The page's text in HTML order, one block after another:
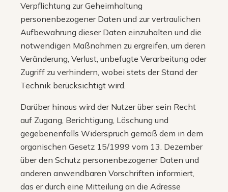
Verpflichtung zur Geheimhaltung
personenbezogener Daten und zur vertraulichen
Aufbewahrung dieser Daten einzuhalten und die
notwendigen Maßnahmen zu ergreifen, um deren
Veränderung, Verlust, unbefugte Verarbeitung oder
Zugriff zu verhindern, wobei stets der Stand der
Technik berücksichtigt wird.
Darüber hinaus wird der Nutzer über sein Recht
auf Zugang, Berichtigung, Löschung und
gegebenenfalls Widerspruch gemäß dem in dem
organischen Gesetz 15/1999 vom 13. Dezember
über den Schutz personenbezogener Daten und
anderen anwendbaren Vorschriften informiert,
das er durch eine Mitteilung an die Adresse